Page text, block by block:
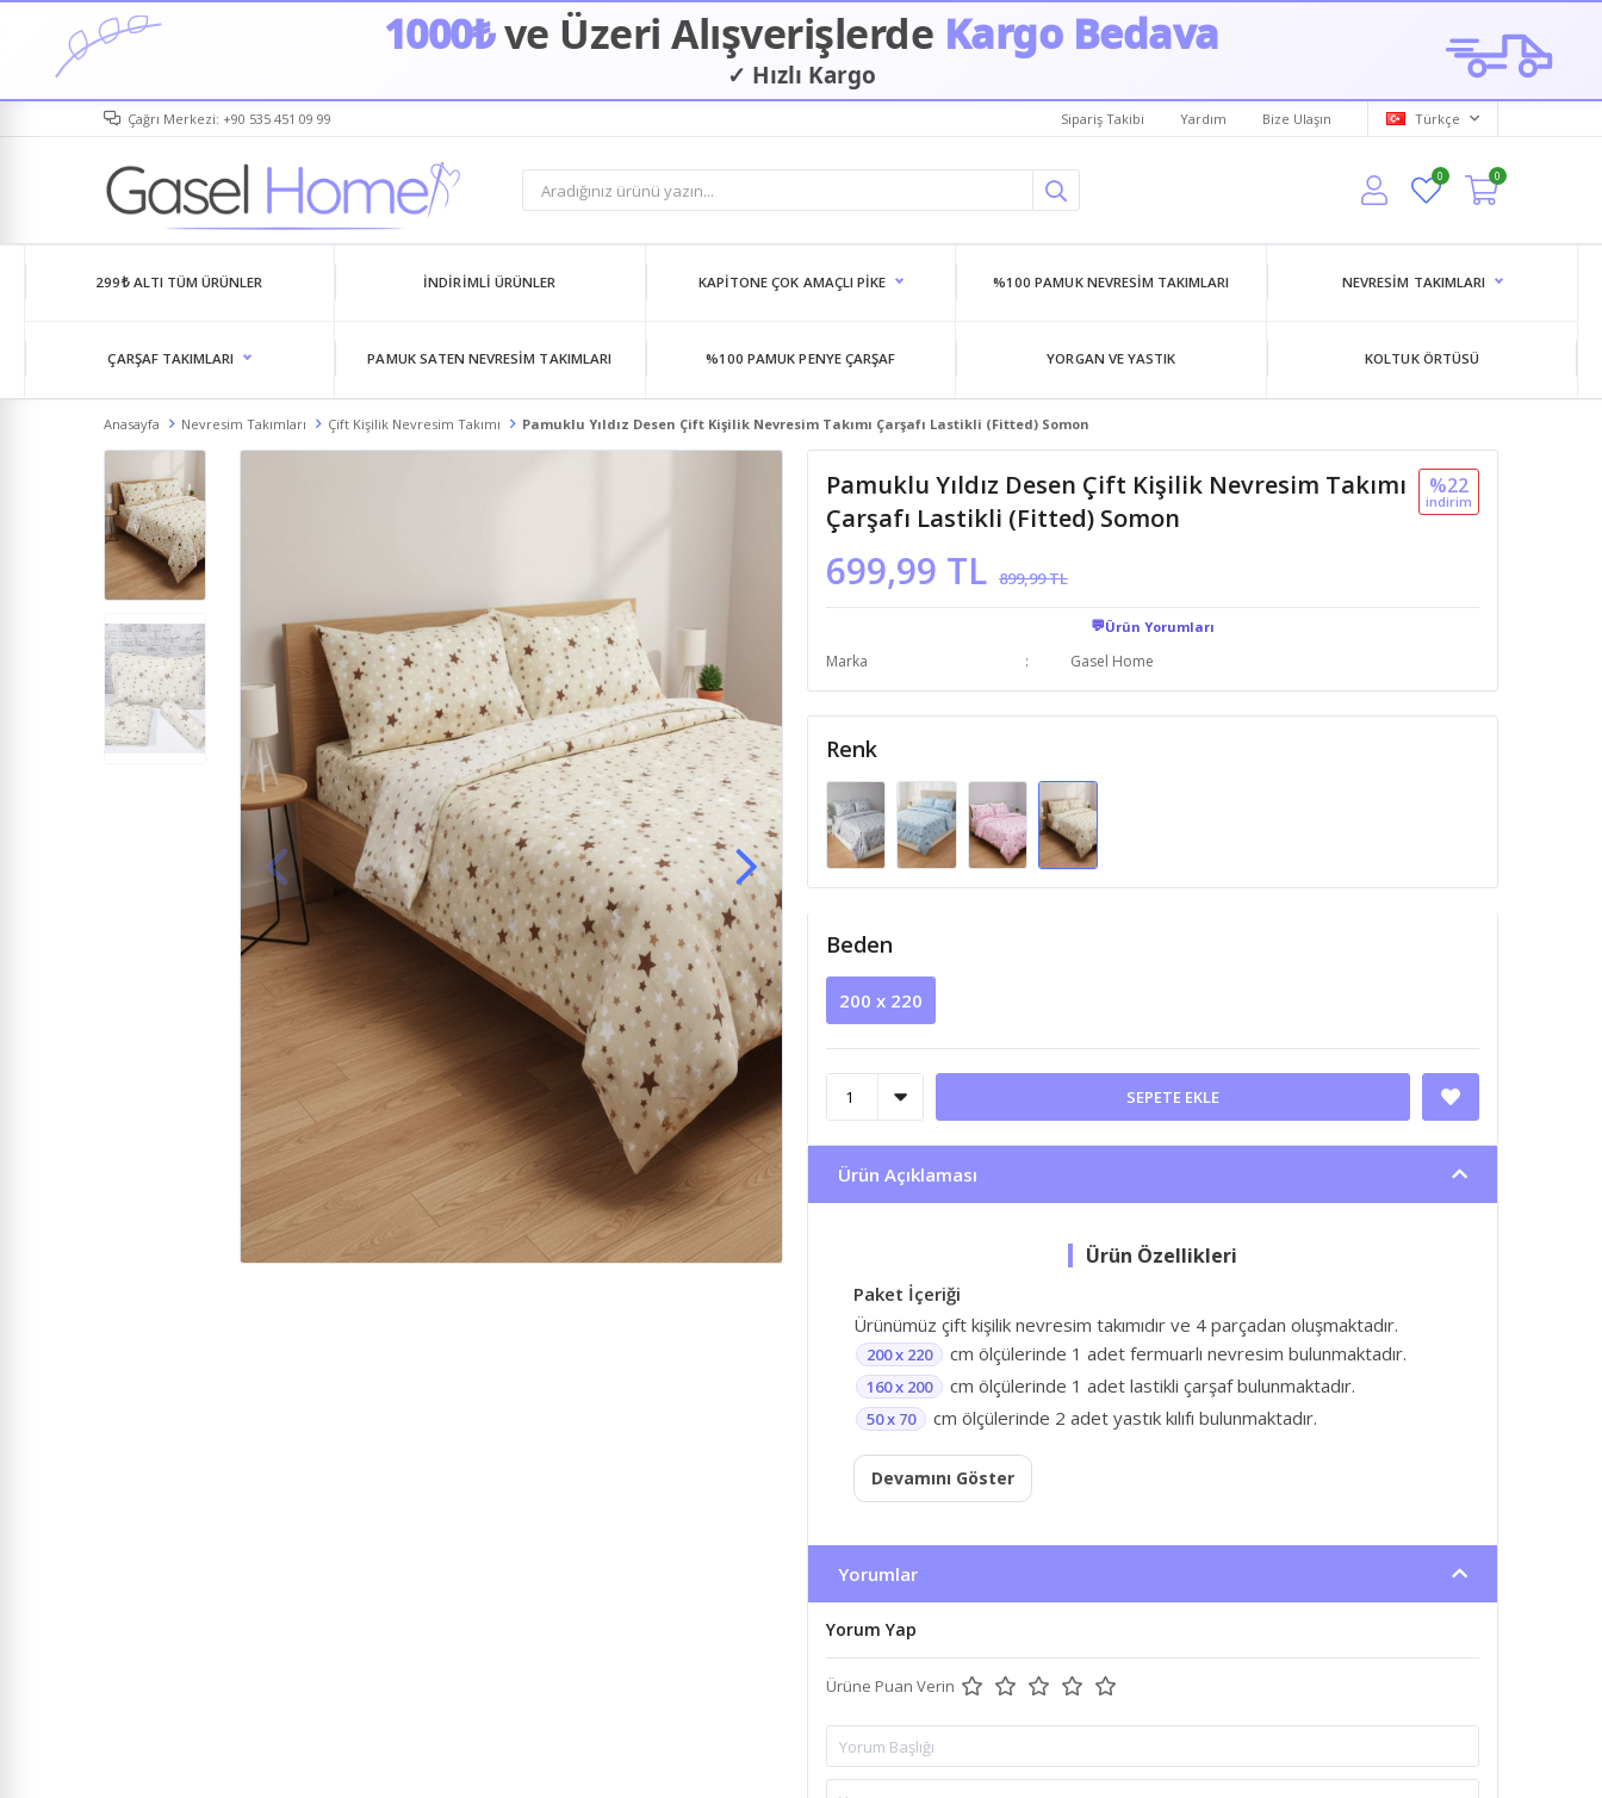
1000₺ve Üzeri Alışverişlerde Kargo Bedava
✓ Hızlı Kargo
Çağrı Merkezi: +90 535 451 09 99 Sipariş Takibi Yardım Bize Ulaşın Türkçe
0 0
299₺ ALTI TÜM ÜRÜNLER İNDIRIMLI ÜRÜNLER KAPITONE ÇOK AMAÇLI PIKE %100 PAMUK NEVRESIM TAKIMLARI NEVRESIM TAKIMLARI
ÇARŞAF TAKIMLARI PAMUK SATEN NEVRESIM TAKIMLARI %100 PAMUK PENYE ÇARŞAF YORGAN VE YASTIK KOLTUK ÖRTÜSÜ
Anasayfa Nevresim Takımları Çift Kişilik Nevresim Takımı Pamuklu Yıldız Desen Çift Kişilik Nevresim Takımı Çarşafı Lastikli (Fitted) Somon
Pamuklu Yıldız Desen Çift Kişilik Nevresim Takımı
Çarşafı Lastikli (Fitted) Somon
699,99 TL 899,99 TL
%22
i̇ndi̇ri̇m
💬Ürün Yorumları
Marka Gasel Home
Renk
Beden
200 x 220
SEPETE EKLE
Ürün Açıklaması
Paket İçeriği
Ürünümüz çift kişilik nevresim takımıdır ve 4 parçadan oluşmaktadır.
200 x 220 cm ölçülerinde 1 adet fermuarlı nevresim bulunmaktadır.
160 x 200 cm ölçülerinde 1 adet lastikli çarşaf bulunmaktadır.
50 x 70 cm ölçülerinde 2 adet yastık kılıfı bulunmaktadır.
Devamını Göster
Yorumlar
Yorum Yap
Ürüne Puan Verin